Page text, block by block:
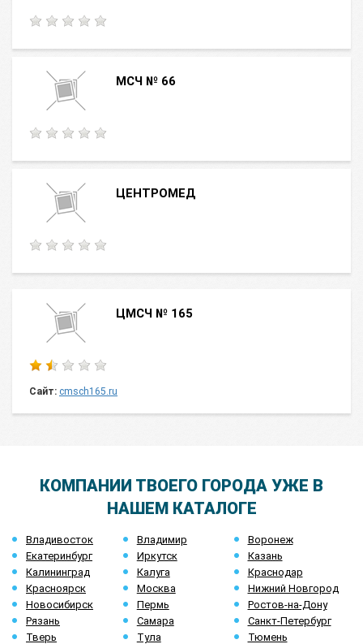
МСЧ № 66
ЦЕНТРОМЕД
ЦМСЧ № 165
Сайт: cmsch165.ru
КОМПАНИИ ТВОЕГО ГОРОДА УЖЕ В
НАШЕМ КАТАЛОГЕ
Владивосток Владимир
Воронеж
Екатеринбург
Иркутск
Казань
Калининград
Калуга
Краснодар
Красноярск
Москва
Нижний Новгород
Новосибирск
Пермь
Ростов-на-Дону
Рязань
Самара
Санкт-Петербург
Тверь
Тула Тюмень